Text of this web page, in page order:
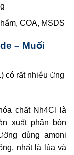
COA, MSDS
– Muối
có rất nhiều ứng
chất Nh4Cl là
xuất phân bón
dùng amoni
nhất là lúa và